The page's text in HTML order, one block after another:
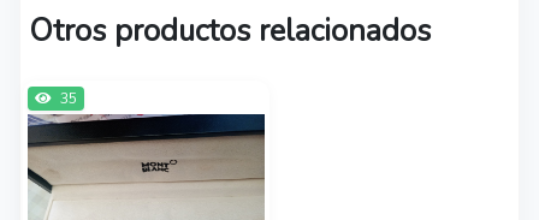
Otros productos relacionados
35